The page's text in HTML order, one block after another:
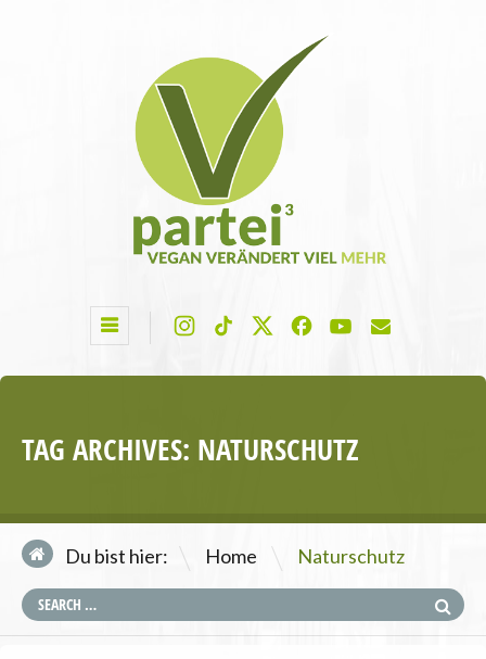
TAG ARCHIVES: NATURSCHUTZ
Du bist hier: Home \ Naturschutz